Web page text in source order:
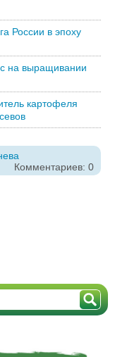
России в эпоху
на выращивании
картофеля
Комментариев: 0